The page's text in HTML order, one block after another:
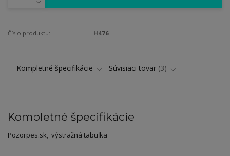
Číslo produktu: H476
Kompletné špecifikácie Súvisiaci tovar 3
Kompletné špecifikácie
Pozorpes.sk, výstražná tabuľka